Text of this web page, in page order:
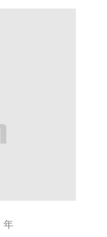
年